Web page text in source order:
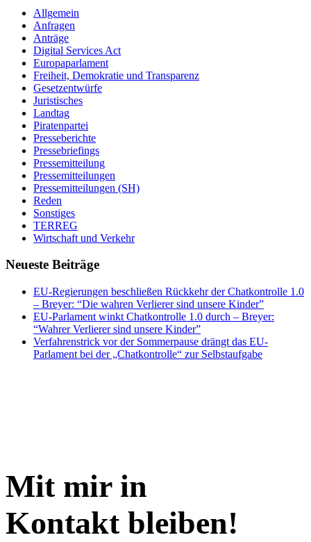
Allgemein
Anfragen
Anträge
Digital Services Act
Europaparlament
Freiheit, Demokratie und Transparenz
Gesetzentwürfe
Juristisches
Landtag
Piratenpartei
Presseberichte
Pressebriefings
Pressemitteilung
Pressemitteilungen
Pressemitteilungen (SH)
Reden
Sonstiges
TERREG
Wirtschaft und Verkehr
Neueste Beiträge
EU-Regierungen beschließen Rückkehr der Chatkontrolle 1.0
– Breyer: “Die wahren Verlierer sind unsere Kinder”
EU-Parlament winkt Chatkontrolle 1.0 durch – Breyer:
“Wahrer Verlierer sind unsere Kinder”
Verfahrenstrick vor der Sommerpause drängt das EU-
Parlament bei der „Chatkontrolle“ zur Selbstaufgabe
Mit mir in
Kontakt bleiben!